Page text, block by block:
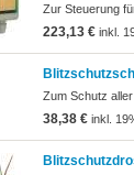
Zur Steuerung
223,13 €inkl.
Zum Schutz
38,38 €inkl.